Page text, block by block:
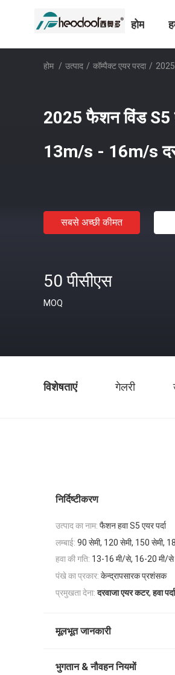
होम
होम / उत्पाद / कॉम्पैक्ट एयर परदा /
2025 फैशन विंड S5
13m/s - 16m/s
सबसे अच्छी कीमत
50 पीसीएस
MOQ
विशेषताएं गेलरी
निर्दिष्टीकरण
उत्पाद का नाम: फैशन हवा S5 एयर पर्दा
लम्बाई: 90 सेमी, 120 सेमी, 150 सेमी,
हवा की गति: 13-16 मी/से, 16-20 मी/से
पंखे का प्रकार: केन्द्रापसारक प्रशंसक
प्रमुखता देना: दरवाजा एयर कटर,हवा
मूलभूत जानकारी
भुगतान & नौवहन नियमों